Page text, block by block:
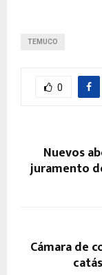
TEMUCO
0
Nuevos
juramento
Cámara de